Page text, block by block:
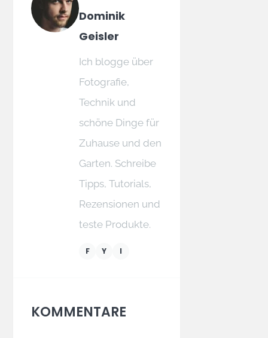
Dominik
Geisler
Ich blogge über
Fotografie,
Technik und
schöne Dinge für
Zuhause und den
Garten. Schreibe
Tipps, Tutorials,
Rezensionen und
teste Produkte.
F Y I
KOMMENTARE